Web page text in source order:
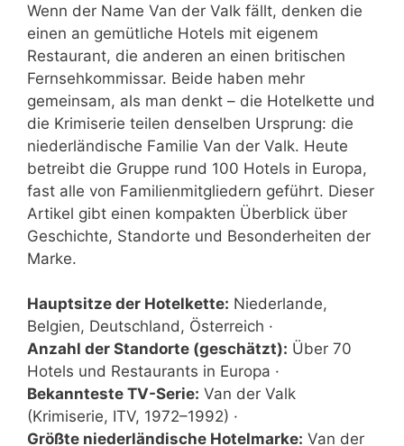
Wenn der Name Van der Valk fällt, denken die
einen an gemütliche Hotels mit eigenem
Restaurant, die anderen an einen britischen
Fernsehkommissar. Beide haben mehr
gemeinsam, als man denkt – die Hotelkette und
die Krimiserie teilen denselben Ursprung: die
niederländische Familie Van der Valk. Heute
betreibt die Gruppe rund 100 Hotels in Europa,
fast alle von Familienmitgliedern geführt. Dieser
Artikel gibt einen kompakten Überblick über
Geschichte, Standorte und Besonderheiten der
Marke.
Hauptsitze der Hotelkette: Niederlande,
Belgien, Deutschland, Österreich ·
Anzahl der Standorte (geschätzt): Über 70
Hotels und Restaurants in Europa ·
Bekannteste TV-Serie: Van der Valk
(Krimiserie, ITV, 1972–1992) ·
Größte niederländische Hotelmarke: Van der